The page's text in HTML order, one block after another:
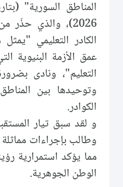
2026)، والذي
الكادر التعليمي
عمق الأزمة البنيوية
التعليم"، ونادى
وتوحيدها بين
الكوادر.
و لقد سبق تيار
وطالب بإجراءات مماثلة
مما يؤكد استمرارية
الوطن الجوهرية.